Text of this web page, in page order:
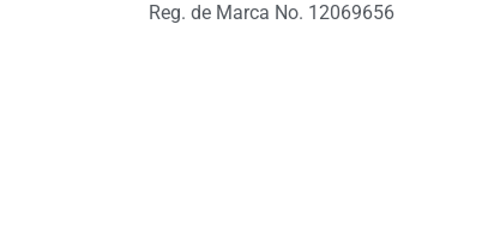
Reg. de Marca No. 12069656